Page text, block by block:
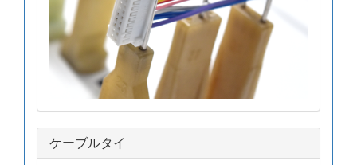
ケーブルタイ